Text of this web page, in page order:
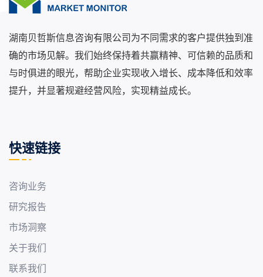
湖南贝哲斯信息咨询有限公司为不同需求的客户提供独到准
确的市场见解。我们始终保持着共赢精神、可信赖的品质和
与时俱进的眼光，帮助企业实现收入增长、成本降低和效率
提升，并显著规避经营风险，实现精益成长。
快速链接
咨询业务
研究报告
市场洞察
关于我们
联系我们